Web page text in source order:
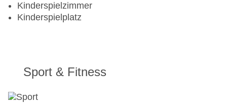
Kinderspielzimmer
Kinderspielplatz
Sport & Fitness